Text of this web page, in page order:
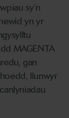
sy’n
yn yr
MAGENTA
gan
llunwyr